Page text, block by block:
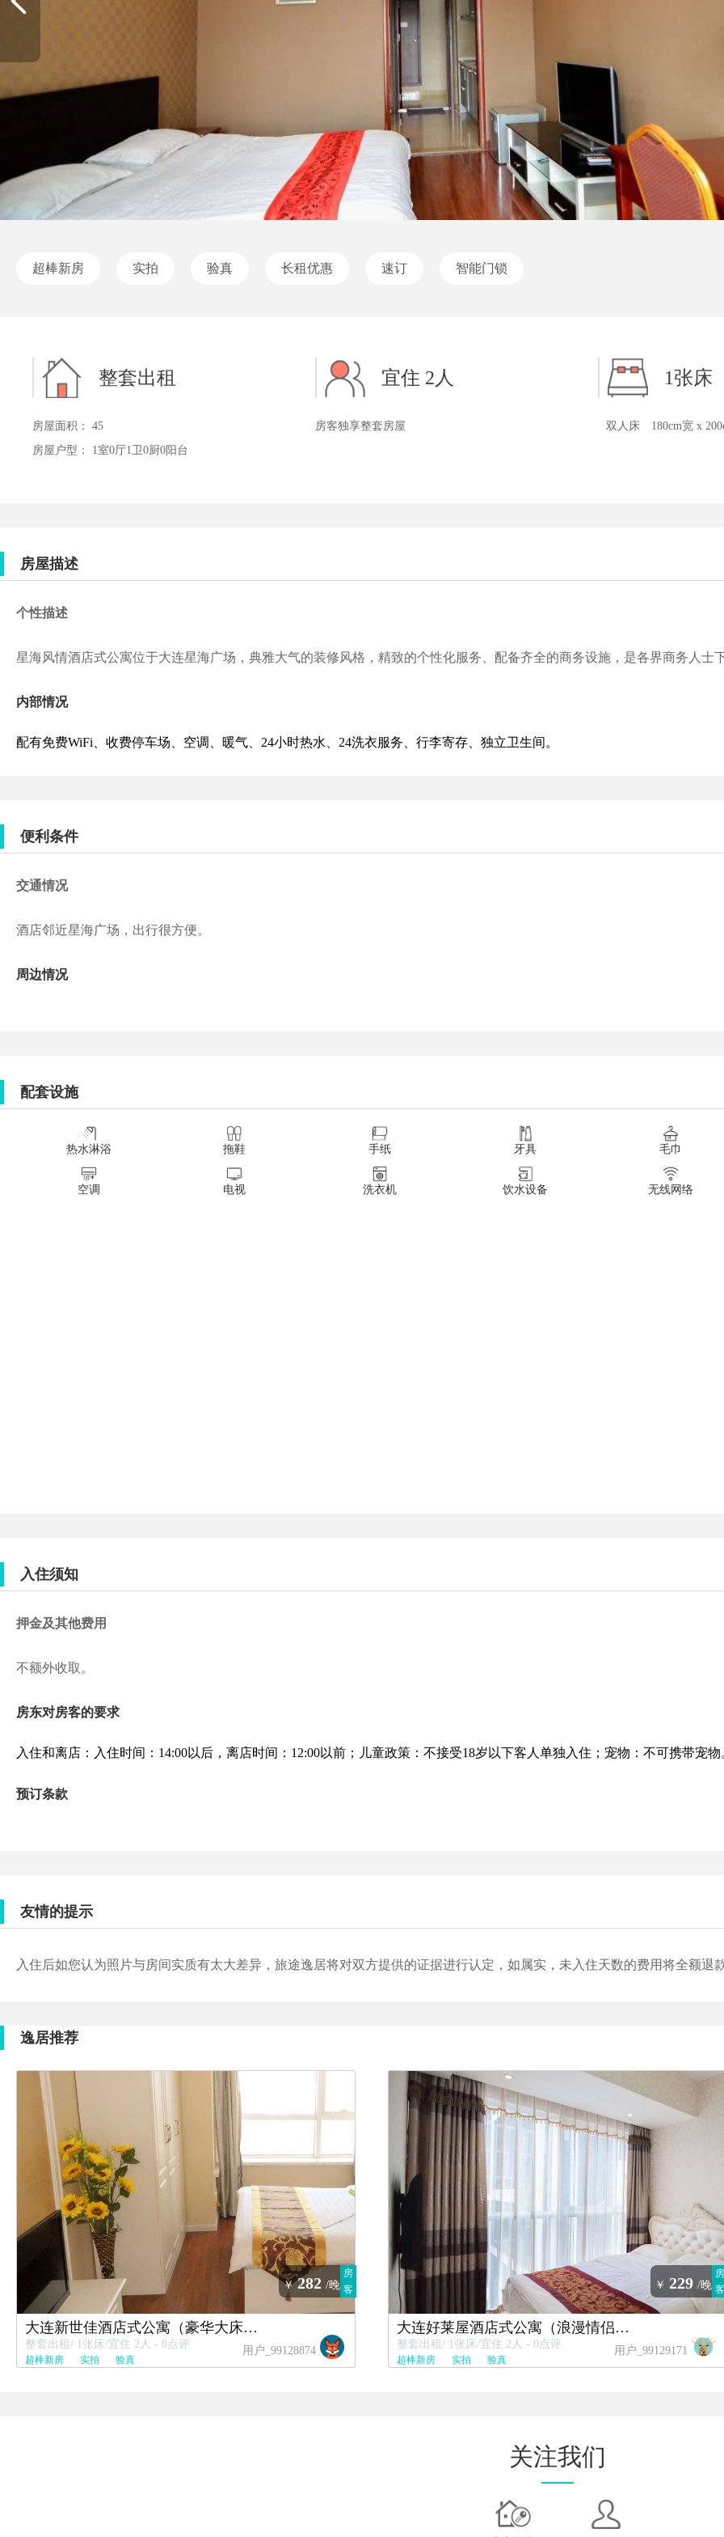
超棒新房 实拍 验真 长租优惠 速订 智能门锁
整套出租
房屋面积： 45
房屋户型： 1室0厅1卫0厨0阳台
宜住 2人
房客独享整套房屋
1张床
双人床 180cm宽 x
房屋描述
个性描述
星海风情酒店式公寓位于大连星海广场，典雅大气的装修风格，精致的个性化服务、配备齐全的商务设施，是各界商务人士
内部情况
配有免费WiFi、收费停车场、空调、暖气、24小时热水、24洗衣服务、行李寄存、独立卫生间。
便利条件
交通情况
酒店邻近星海广场，出行很方便。
周边情况
配套设施
热水淋浴 拖鞋 手纸 牙具 毛巾
空调 电视 洗衣机 饮水设备 无线网络
入住须知
押金及其他费用
不额外收取。
房东对房客的要求
入住和离店：入住时间：14:00以后，离店时间：12:00以前；儿童政策：不接受18岁以下客人单独入住；宠物：不可携带宠物
预订条款
友情的提示
入住后如您认为照片与房间实质有太大差异，旅途逸居将对双方提供的证据进行认定，如属实，未入住天数的费用将全额退
逸居推荐
￥ 282 /晚
房
客
大连新世佳酒店式公寓（豪华大床房）
整套出租/ 1张床/宜住 2人 - 0点评
超棒新房 实拍 验真
用户_99128874
￥ 229 /晚
房
客
大连好莱屋酒店式公寓（浪漫情侣房）
整套出租/ 1张床/宜住 2人 - 0点评
超棒新房 实拍 验真
用户_99129171
关注我们